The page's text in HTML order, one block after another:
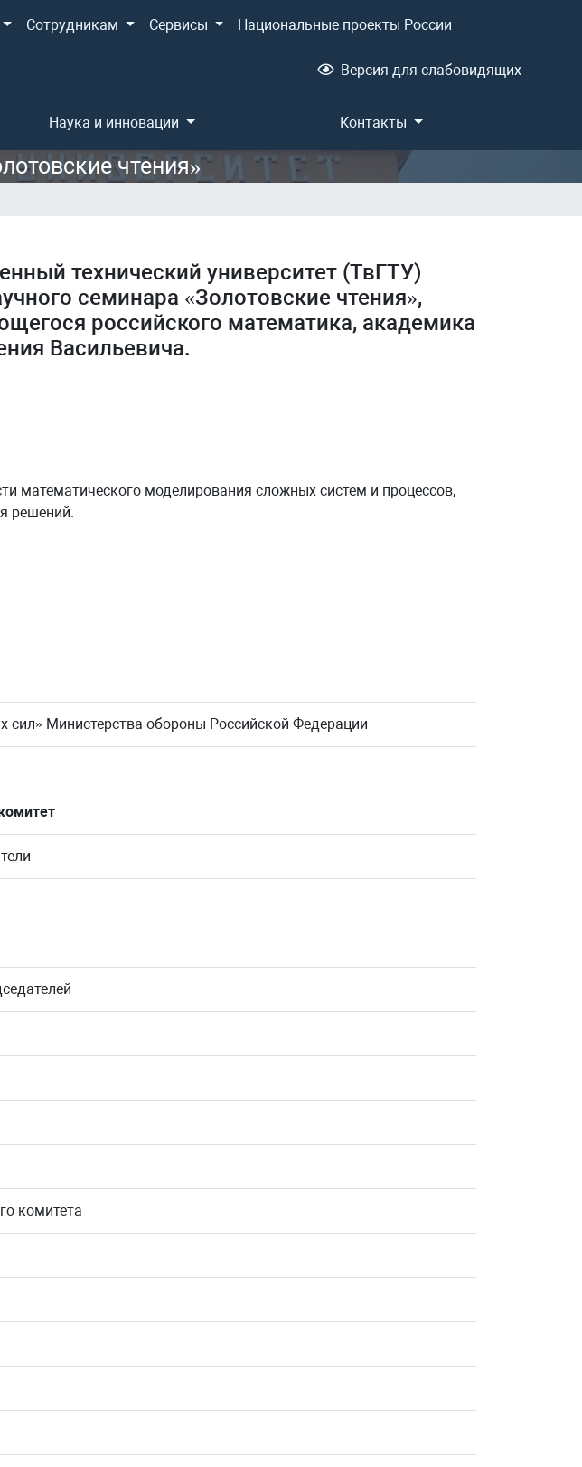
Сотрудникам Сервисы Национальные проекты России
Версия для слабовидящих
Наука и инновации Контакты
чтения»
технический университет (ТвГТУ)
семинара «Золотовские чтения»,
российского математика, академика
Васильевича.
математического моделирования сложных систем и процессов,
решений.
сил» Министерства обороны Российской Федерации
комитета